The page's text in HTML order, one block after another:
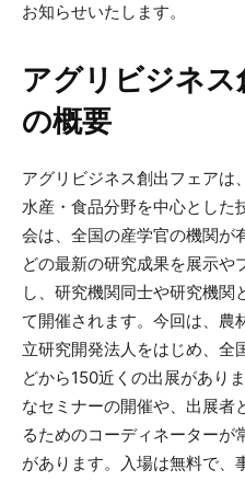
お知らせいたします。
アグリビジネ
の概要
アグリビジネス創出フェアは
水産・食品分野を中心とした
会は、全国の産学官の機関が
どの最新の研究成果を展示や
し、研究機関同士や研究機関
て開催されます。今回は、農
立研究開発法人をはじめ、全
どから150近くの出展があり
なセミナーの開催や、出展者
るためのコーディネーターが
があります。入場は無料で、